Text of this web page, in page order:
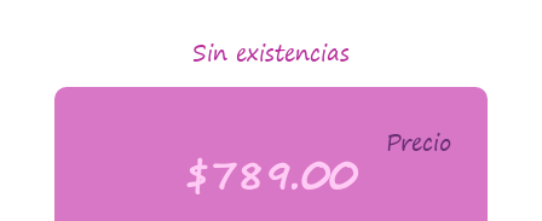
Sin existencias
Precio
$789.00